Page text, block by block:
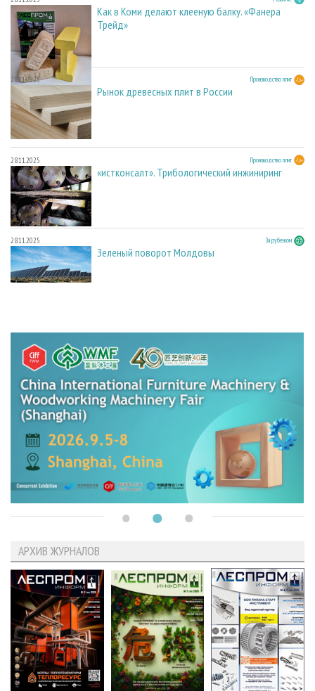
Как в Коми делают клееную балку. «Фанера
Трейд»
28.11.2025 Производство плит
Рынок древесных плит в России
28.11.2025 Производство плит
«истконсалт». Трибологический инжиниринг
28.11.2025 За рубежом
Зеленый поворот Молдовы
АРХИВ ЖУРНАЛОВ